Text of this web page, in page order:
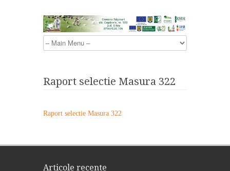
Raport selectie Masura 322
Raport selectie Masura 322
Articole recente